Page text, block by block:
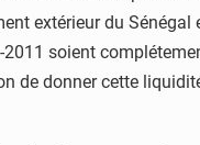
extérieur du Sénégal
soient
de donner cette